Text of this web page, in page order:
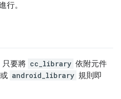
行。
只要將 cc_library 依附元件
或 android_library 規則即